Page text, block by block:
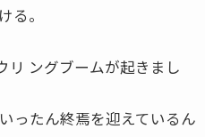
る。
リ ングブームが起きまし
ったん終焉を迎えているん